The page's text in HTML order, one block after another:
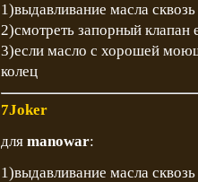
1)выдавливание масла
2)смотреть запорный клапан
3)если масло с хорошей
колец
7Joker
для manowar:
1)выдавливание масла